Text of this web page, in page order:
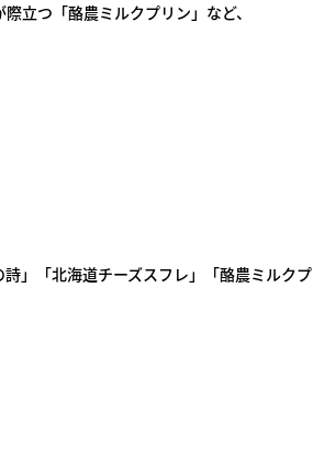
立つ「酪農ミルクプリン」など、
」「北海道チーズスフレ」「酪農ミルクプ